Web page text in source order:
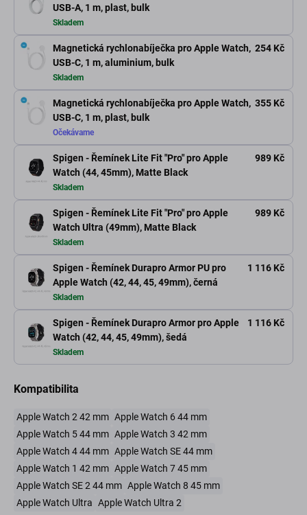
USB-A, 1 m, plast, bulk
Skladem
Magnetická rychlonabíječka pro Apple Watch,
USB-C, 1 m, aluminium, bulk
254 Kč
Skladem
Magnetická rychlonabíječka pro Apple Watch,
USB-C, 1 m, plast, bulk
355 Kč
Očekávame
Spigen - Řemínek Lite Fit "Pro" pro Apple
Watch (44, 45mm), Matte Black
989 Kč
Skladem
Spigen - Řemínek Lite Fit "Pro" pro Apple
Watch Ultra (49mm), Matte Black
989 Kč
Skladem
Spigen - Řemínek Durapro Armor PU pro
Apple Watch (42, 44, 45, 49mm), černá
1 116 Kč
Skladem
Spigen - Řemínek Durapro Armor pro Apple
Watch (42, 44, 45, 49mm), šedá
1 116 Kč
Skladem
Kompatibilita
Apple Watch 2 42 mm Apple Watch 6 44 mm
Apple Watch 5 44 mm Apple Watch 3 42 mm
Apple Watch 4 44 mm Apple Watch SE 44 mm
Apple Watch 1 42 mm Apple Watch 7 45 mm
Apple Watch SE 2 44 mm Apple Watch 8 45 mm
Apple Watch Ultra Apple Watch Ultra 2